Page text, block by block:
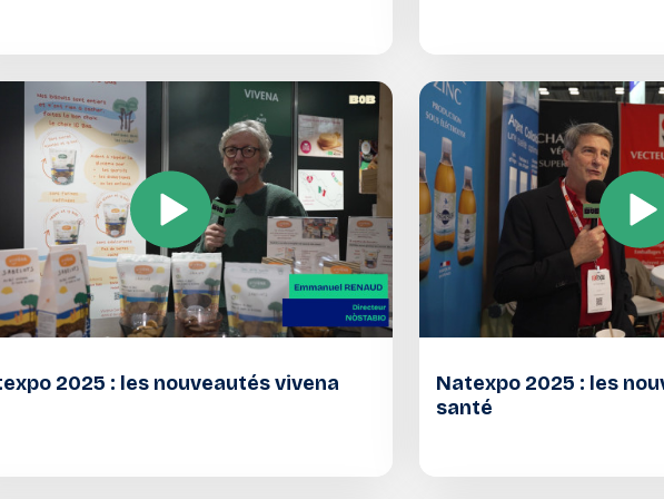
2025 : les nouveautés vivena
Natexpo 2025 : les
santé